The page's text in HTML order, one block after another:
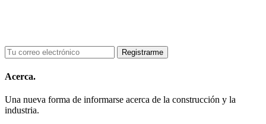
Acerca.
Una nueva forma de informarse acerca de la construcción y la
industria.